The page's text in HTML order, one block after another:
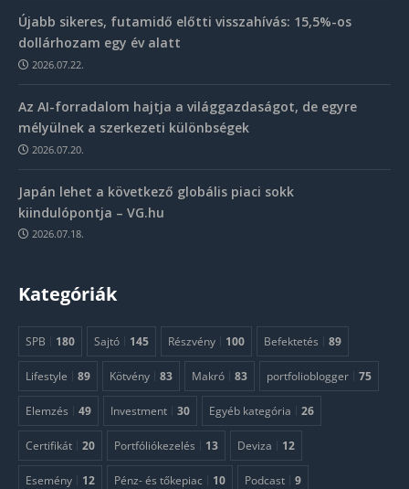
Újabb sikeres, futamidő előtti visszahívás: 15,5%-os
dollárhozam egy év alatt
2026.07.22.
Az AI-forradalom hajtja a világgazdaságot, de egyre
mélyülnek a szerkezeti különbségek
2026.07.20.
Japán lehet a következő globális piaci sokk
kiindulópontja – VG.hu
2026.07.18.
Kategóriák
SPB 180 Sajtó 145 Részvény 100 Befektetés 89
Lifestyle 89 Kötvény 83 Makró 83 portfolioblogger 75
Elemzés 49 Investment 30 Egyéb kategória 26
Certifikát 20 Portfóliókezelés 13 Deviza 12
Esemény 12 Pénz- és tőkepiac 10 Podcast 9